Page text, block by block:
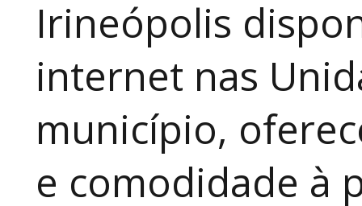
Irineópolis
internet nas
município,
e comodidade à